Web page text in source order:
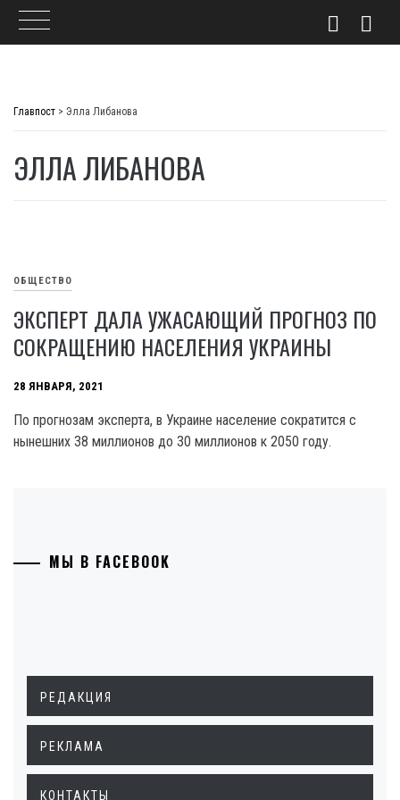
Главпост > Элла Либанова
ЭЛЛА ЛИБАНОВА
ОБЩЕСТВО
ЭКСПЕРТ ДАЛА УЖАСАЮЩИЙ ПРОГНОЗ ПО
СОКРАЩЕНИЮ НАСЕЛЕНИЯ УКРАИНЫ
28 ЯНВАРЯ, 2021
По прогнозам эксперта, в Украине население сократится с
нынешних 38 миллионов до 30 миллионов к 2050 году.
МЫ В FACEBOOK
РЕДАКЦИЯ
РЕКЛАМА
КОНТАКТЫ